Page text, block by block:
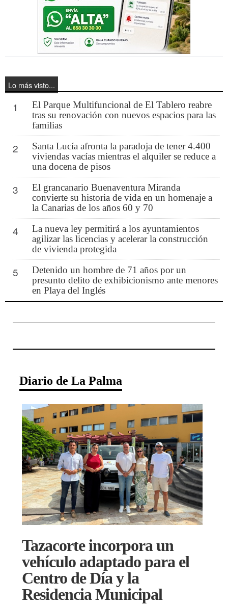
Lo más visto...
1
El Parque Multifuncional de El Tablero reabre
tras su renovación con nuevos espacios para las
familias
2
Santa Lucía afronta la paradoja de tener 4.400
viviendas vacías mientras el alquiler se reduce a
una docena de pisos
3
El grancanario Buenaventura Miranda
convierte su historia de vida en un homenaje a
la Canarias de los años 60 y 70
4
La nueva ley permitirá a los ayuntamientos
agilizar las licencias y acelerar la construcción
de vivienda protegida
5
Detenido un hombre de 71 años por un
presunto delito de exhibicionismo ante menores
en Playa del Inglés
Diario de La Palma
Tazacorte incorpora un
vehículo adaptado para el
Centro de Día y la
Residencia Municipal